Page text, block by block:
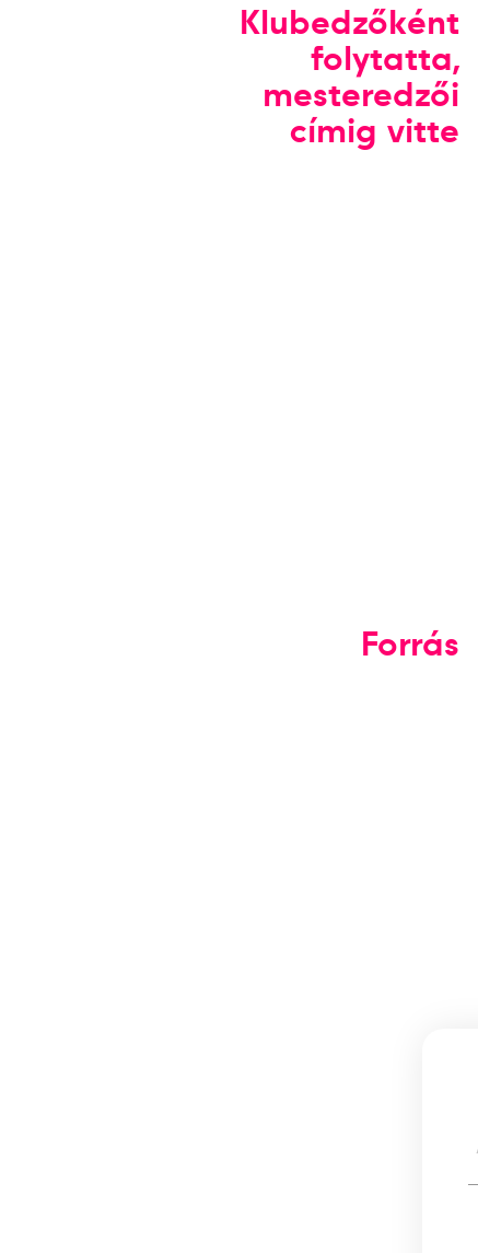
Klubedzőként
folytatta,
mesteredzői
címig vitte
Forrás